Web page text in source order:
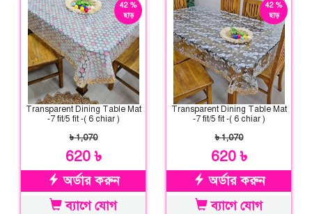
42 %
ছাড়
Transparent Dining Table Mat
-7 fit/5 fit -( 6 chiar )
৳ 1,070
620 ৳
অর্ডার করুন
ব্যাগে যোগ
42 %
ছাড়
Transparent Dining Table Mat
-7 fit/5 fit -( 6 chiar )
৳ 1,070
620 ৳
অর্ডার করুন
ব্যাগে যোগ